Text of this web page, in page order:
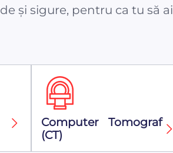
și sigure, pentru ca tu să
Computer Tomograf
(CT)